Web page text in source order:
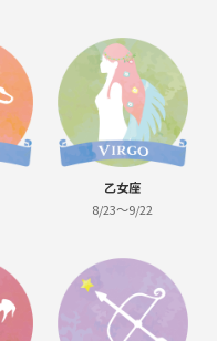
乙女座
8/23～9/22